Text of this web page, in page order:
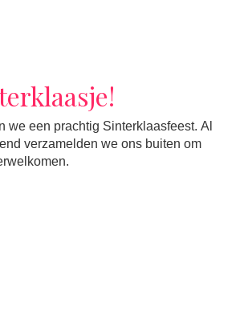
we een prachtig Sinterklaasfeest. Al
verzamelden we ons buiten om